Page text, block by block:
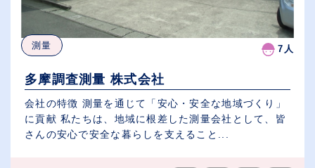
測量 7人
多摩調査測量 株式会社
会社の特徴 測量を通じて「安心・安全な地域づくり」
に貢献 私たちは、地域に根差した測量会社として、皆
さんの安心で安全な暮らしを支えること...